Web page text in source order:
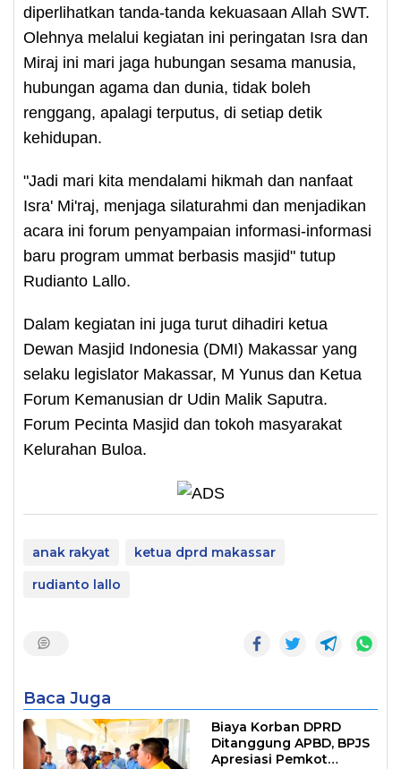
diperlihatkan tanda-tanda kekuasaan Allah SWT.
Olehnya melalui kegiatan ini peringatan Isra dan
Miraj ini mari jaga hubungan sesama manusia,
hubungan agama dan dunia, tidak boleh
renggang, apalagi terputus, di setiap detik
kehidupan.
"Jadi mari kita mendalami hikmah dan nanfaat
Isra' Mi'raj, menjaga silaturahmi dan menjadikan
acara ini forum penyampaian informasi-informasi
baru program ummat berbasis masjid" tutup
Rudianto Lallo.
Dalam kegiatan ini juga turut dihadiri ketua
Dewan Masjid Indonesia (DMI) Makassar yang
selaku legislator Makassar, M Yunus dan Ketua
Forum Kemanusian dr Udin Malik Saputra.
Forum Pecinta Masjid dan tokoh masyarakat
Kelurahan Buloa.
anak rakyat
ketua dprd makassar
rudianto lallo
Baca Juga
Biaya Korban DPRD
Ditanggung APBD, BPJS
Apresiasi Pemkot